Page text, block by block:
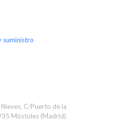
suministro
C/Puerto de la
Móstoles (Madrid)